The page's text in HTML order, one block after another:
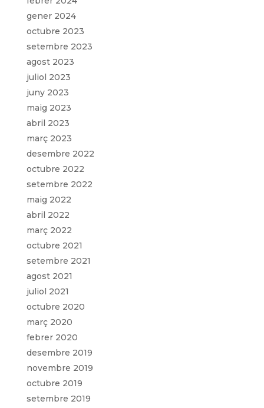
gener 2024
octubre 2023
setembre 2023
agost 2023
juliol 2023
juny 2023
maig 2023
abril 2023
març 2023
desembre 2022
octubre 2022
setembre 2022
maig 2022
abril 2022
març 2022
octubre 2021
setembre 2021
agost 2021
juliol 2021
octubre 2020
març 2020
febrer 2020
desembre 2019
novembre 2019
octubre 2019
setembre 2019